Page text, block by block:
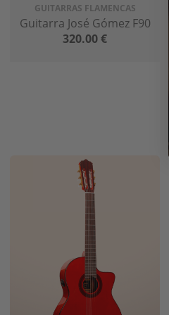
imbatible.
Por todo esto y mucho más, desde
clientes (a través de su feedback),
GUITARRAS FLAMENCAS
Guitarra José Gómez F90
320.00€